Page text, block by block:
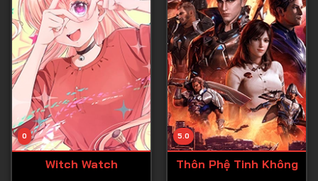
Tập 31
Tập 32
Tập 33
Tập 34
Tập 35
Tập 36
0
Witch Watch
5.0
Thôn Phệ Tinh Không